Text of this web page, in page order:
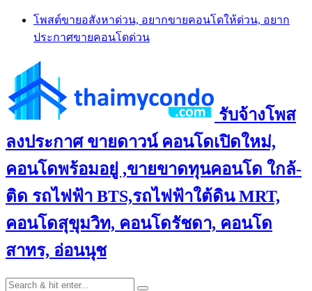
Skip
content
โพสต์ขายอสังหาด่วน, อยากขายคอนโดให้ด่วน, อยาก
ประกาศขายคอนโดด่วน
รับจ้างโพส
ลงประกาศ ขายดาวน์ คอนโดเปิดใหม่,
คอนโดพร้อมอยู่ ,ขายขาดทุนคอนโด ใกล้-
ติด รถไฟฟ้า BTS,รถไฟฟ้าใต้ดิน MRT,
คอนโดสุขุมวิท, คอนโดรัชดา, คอนโด
สาทร, อ่อนนุช